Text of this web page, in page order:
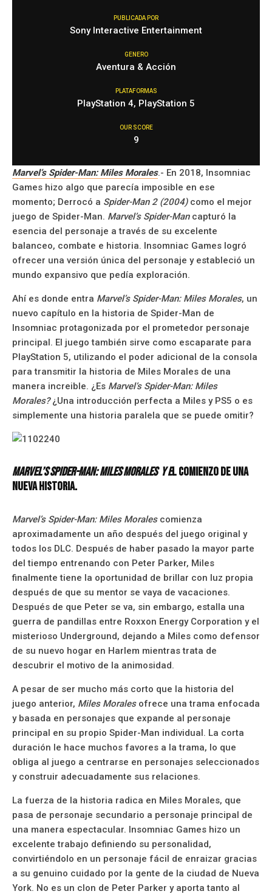
PUBLICADA POR
Sony Interactive Entertainment
GENERO
Aventura & Acción
PLATAFORMAS
PlayStation 4, PlayStation 5
OUR SCORE
9
Marvel’s Spider-Man: Miles Morales.- En 2018, Insomniac
Games hizo algo que parecía imposible en ese
momento; Derrocó a Spider-Man 2 (2004)como el mejor
juego de Spider-Man. Marvel’s Spider-Mancapturó la
esencia del personaje a través de su excelente
balanceo, combate e historia. Insomniac Games logró
ofrecer una versión única del personaje y estableció un
mundo expansivo que pedía exploración.
Ahí es donde entra Marvel’s Spider-Man: Miles Morales, un
nuevo capítulo en la historia de Spider-Man de
Insomniac protagonizada por el prometedor personaje
principal. El juego también sirve como escaparate para
PlayStation 5, utilizando el poder adicional de la consola
para transmitir la historia de Miles Morales de una
manera increible. ¿Es Marvel’s Spider-Man: Miles
Morales?¿Una introducción perfecta a Miles y PS5 o es
simplemente una historia paralela que se puede omitir?
Marvel’s Spider-Man: Miles Morales y el comienzo de una
nueva historia.
Marvel’s Spider-Man: Miles Moralescomienza
aproximadamente un año después del juego original y
todos los DLC. Después de haber pasado la mayor parte
del tiempo entrenando con Peter Parker, Miles
finalmente tiene la oportunidad de brillar con luz propia
después de que su mentor se vaya de vacaciones.
Después de que Peter se va, sin embargo, estalla una
guerra de pandillas entre Roxxon Energy Corporation y el
misterioso Underground, dejando a Miles como defensor
de su nuevo hogar en Harlem mientras trata de
descubrir el motivo de la animosidad.
A pesar de ser mucho más corto que la historia del
juego anterior, Miles Moralesofrece una trama enfocada
y basada en personajes que expande al personaje
principal en su propio Spider-Man individual. La corta
duración le hace muchos favores a la trama, lo que
obliga al juego a centrarse en personajes seleccionados
y construir adecuadamente sus relaciones.
La fuerza de la historia radica en Miles Morales, que
pasa de personaje secundario a personaje principal de
una manera espectacular. Insomniac Games hizo un
excelente trabajo definiendo su personalidad,
convirtiéndolo en un personaje fácil de enraizar gracias
a su genuino cuidado por la gente de la ciudad de Nueva
York. No es un clon de Peter Parker y aporta tanto al